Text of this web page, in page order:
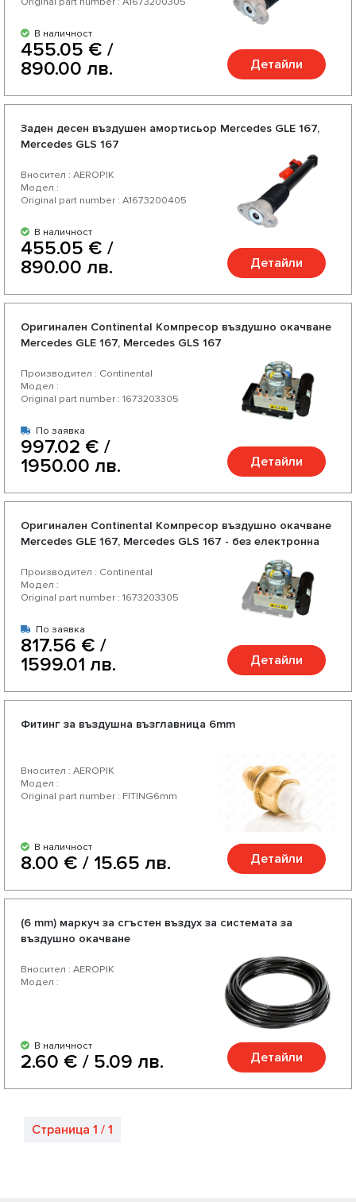
В наличност
455.05 € /
890.00 лв.
Детайли
Заден десен въздушен амортисьор Mercedes GLE 167,
Mercedes GLS 167
Вносител : AEROPIK
Модел :
Original part number : A1673200405
В наличност
455.05 € /
890.00 лв.
Детайли
Оригинален Continental Компресор въздушно окачване
Mercedes GLE 167, Mercedes GLS 167
Производител : Continental
Модел :
Original part number : 1673203305
По заявка
997.02 € /
1950.00 лв.
Детайли
Оригинален Continental Компресор въздушно окачване
Mercedes GLE 167, Mercedes GLS 167 - без електронна
Производител : Continental
Модел :
Original part number : 1673203305
По заявка
817.56 € /
1599.01 лв.
Детайли
Фитинг за въздушна възглавница 6mm
Вносител : AEROPIK
Модел :
Original part number : FITING6mm
В наличност
8.00 € / 15.65 лв. Детайли
(6 mm) маркуч за сгъстен въздух за системата за
въздушно окачване
Вносител : AEROPIK
Модел :
В наличност
2.60 € / 5.09 лв. Детайли
Страница 1 / 1